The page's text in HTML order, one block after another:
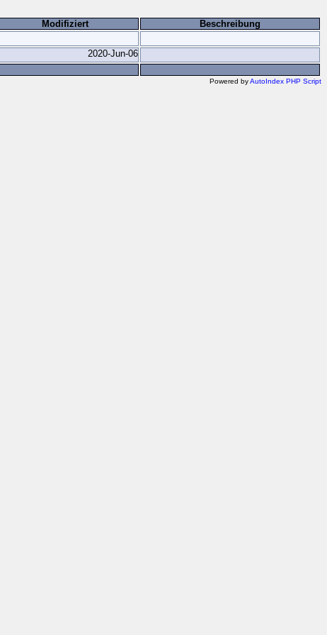
Modifiziert
Beschreibung
2020-Jun-06
Powered byAutoIndex PHP Script